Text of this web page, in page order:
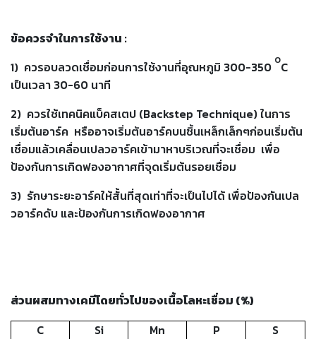
เชื่อม
ฟ
ซ์
คอ
ลล์
(FCW)
-
เชื่อม
-
เชื่อม
ข้อควรจำในการใช้งาน :
1) ควรอบลวดเชื่อมก่อนการใช้งานที่อุณหภูมิ 300-350 OC
เป็นเวลา 30-60 นาที
2) ควรใช้เทคนิคแบ็คสเตป (Backstep Technique)ในการ
เริ่มต้นอาร์ค หรืออาจเริ่มต้นอาร์คบนชิ้นเหล็กเล็กๆก่อนเริ่มต้น
เชื่อมแล้วเคลื่อนเปลวอาร์คเข้ามาหาบริเวณที่จะเชื่อม เพื่อ
ป้องกันการเกิดฟองอากาศที่จุดเริ่มต้นรอยเชื่อม
3) รักษาระยะอาร์คให้สั้นที่สุดเท่าที่จะเป็นไปได้ เพื่อป้องกันเปล
วอาร์คดับ และป้องกันการเกิดฟองอากาศ
ส่วนผสมทางเคมีโดยทั่วไปของเนื้อโลหะเชื่อม (%)
C
Si Mn P
S